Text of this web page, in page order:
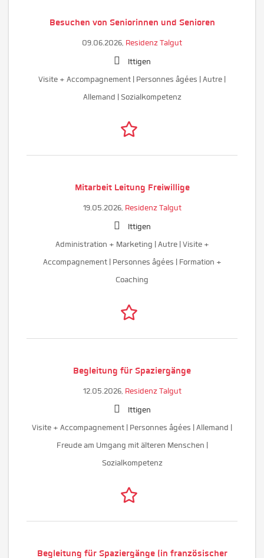
Besuchen von Seniorinnen und Senioren
09.06.2026, Residenz Talgut
Ittigen
Visite + Accompagnement | Personnes âgées | Autre |
Allemand | Sozialkompetenz
Mitarbeit Leitung Freiwillige
19.05.2026, Residenz Talgut
Ittigen
Administration + Marketing | Autre | Visite +
Accompagnement | Personnes âgées | Formation +
Coaching
Begleitung für Spaziergänge
12.05.2026, Residenz Talgut
Ittigen
Visite + Accompagnement | Personnes âgées | Allemand |
Freude am Umgang mit älteren Menschen |
Sozialkompetenz
Begleitung für Spaziergänge (in französischer